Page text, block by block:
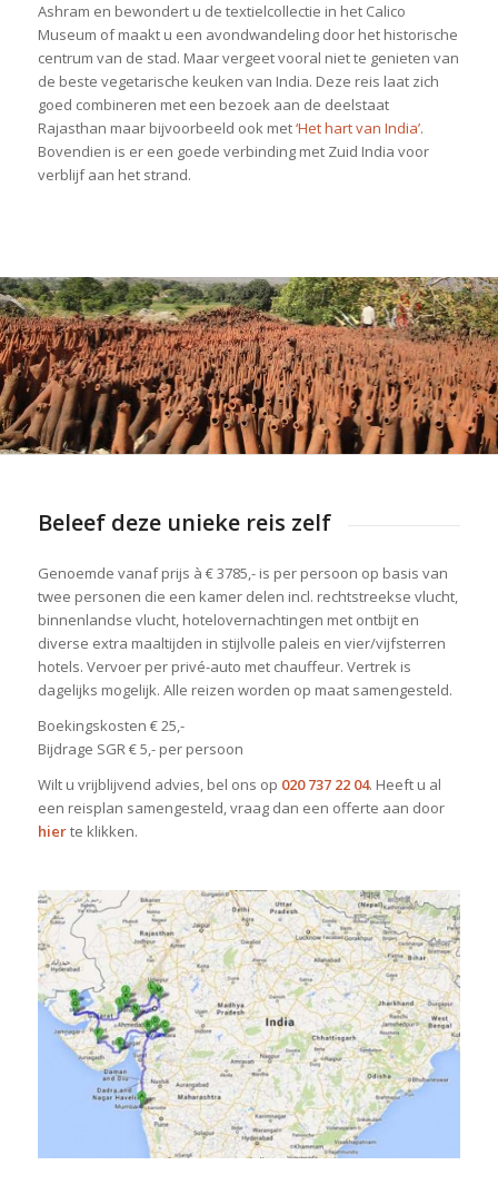
Ashram en bewondert u de textielcollectie in het Calico
Museum of maakt u een avondwandeling door het historische
centrum van de stad. Maar vergeet vooral niet te genieten van
de beste vegetarische keuken van India. Deze reis laat zich
goed combineren met een bezoek aan de deelstaat
Rajasthan maar bijvoorbeeld ook met‘Het hart van India’.
Bovendien is er een goede verbinding met Zuid India voor
verblijf aan het strand.
Beleef deze unieke reis zelf
Genoemde vanaf prijs à € 3785,- is per persoon op basis van
twee personen die een kamer delen incl. rechtstreekse vlucht,
binnenlandse vlucht, hotelovernachtingen met ontbijt en
diverse extra maaltijden in stijlvolle paleis en vier/vijfsterren
hotels. Vervoer per privé-auto met chauffeur. Vertrek is
dagelijks mogelijk. Alle reizen worden op maat samengesteld.
Boekingskosten € 25,-
Bijdrage SGR € 5,- per persoon
Wilt u vrijblijvend advies, bel ons op 020 737 22 04. Heeft u al
een reisplan samengesteld, vraag dan een offerte aan door
hierte klikken.